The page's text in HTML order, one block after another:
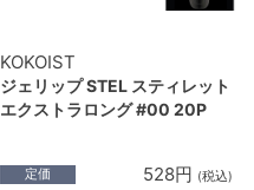
KOKOIST
ジェリップ STEL スティレット
エクストラロング #00 20P
定価 528円 (税込)